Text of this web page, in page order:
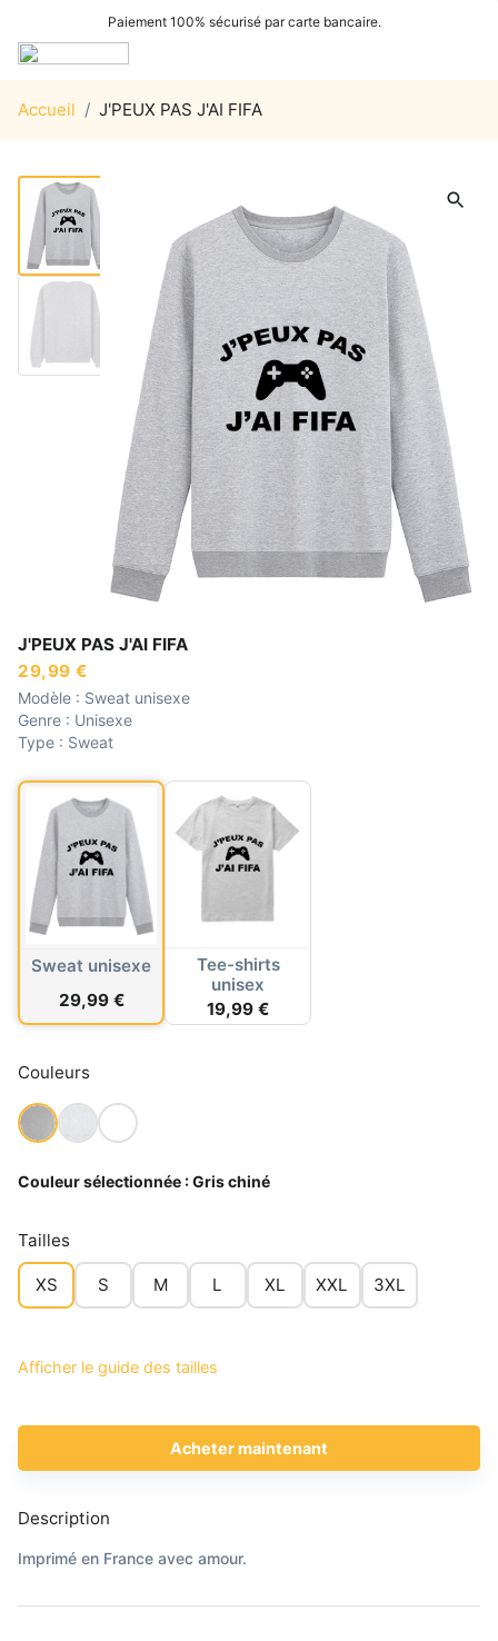
Paiement 100% sécurisé par carte bancaire.
Accueil / J'PEUX PAS J'AI FIFA
J'PEUX PAS J'AI FIFA
29,99 €
Modèle : Sweat unisexe
Genre : Unisexe
Type : Sweat
Sweat unisexe
29,99 €
Tee-shirts
unisex
19,99 €
Couleurs
Couleur sélectionnée :Gris chiné
Tailles
XS S M L XL XXL 3XL
Afficher le guide des tailles
Acheter maintenant
Description
Imprimé en France avec amour.